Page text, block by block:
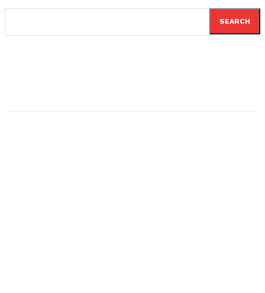
SEARCH